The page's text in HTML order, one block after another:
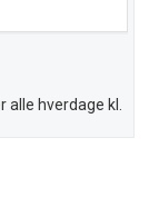
hverdage kl.